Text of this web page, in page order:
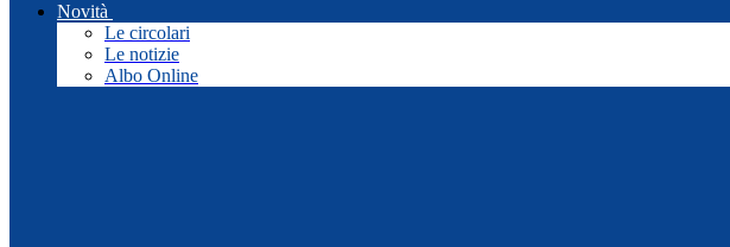
Novità
Le circolari
Le notizie
Albo Online